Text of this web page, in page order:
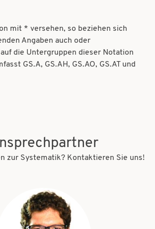
mit * versehen, so beziehen sich
Angaben auch oder
die Untergruppen dieser Notation
GS.A, GS.AH, GS.AO, GS.AT und
zur Systematik? Kontaktieren Sie uns!